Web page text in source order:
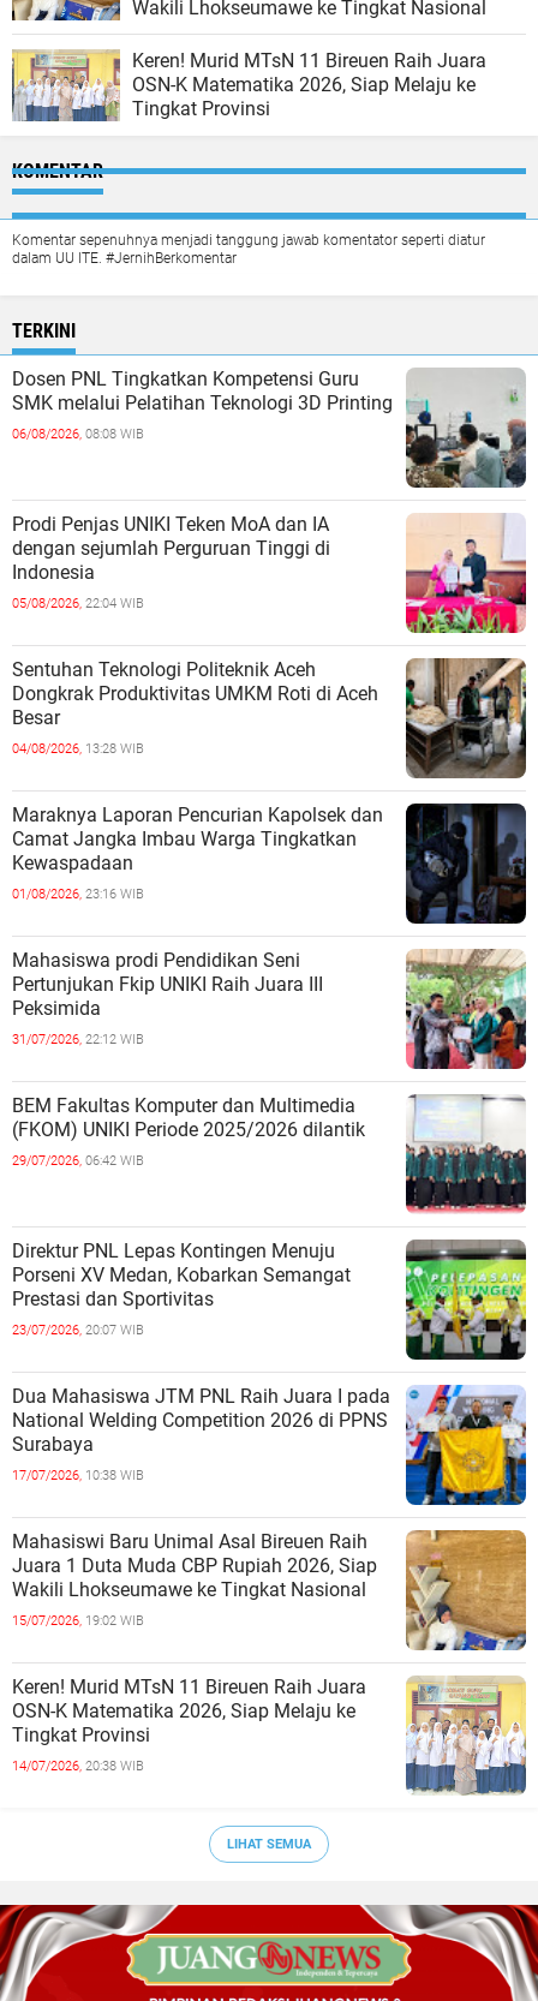
Wakili Lhokseumawe ke Tingkat Nasional
Keren! Murid MTsN 11 Bireuen Raih Juara
OSN-K Matematika 2026, Siap Melaju ke
Tingkat Provinsi
KOMENTAR
Komentar sepenuhnya menjadi tanggung jawab komentator seperti diatur
dalam UU ITE. #JernihBerkomentar
TERKINI
Dosen PNL Tingkatkan Kompetensi Guru
SMK melalui Pelatihan Teknologi 3D Printing
06/08/2026, 08:08 WIB
Prodi Penjas UNIKI Teken MoA dan IA
dengan sejumlah Perguruan Tinggi di
Indonesia
05/08/2026, 22:04 WIB
Sentuhan Teknologi Politeknik Aceh
Dongkrak Produktivitas UMKM Roti di Aceh
Besar
04/08/2026, 13:28 WIB
Maraknya Laporan Pencurian Kapolsek dan
Camat Jangka Imbau Warga Tingkatkan
Kewaspadaan
01/08/2026, 23:16 WIB
Mahasiswa prodi Pendidikan Seni
Pertunjukan Fkip UNIKI Raih Juara III
Peksimida
31/07/2026, 22:12 WIB
BEM Fakultas Komputer dan Multimedia
(FKOM) UNIKI Periode 2025/2026 dilantik
29/07/2026, 06:42 WIB
Direktur PNL Lepas Kontingen Menuju
Porseni XV Medan, Kobarkan Semangat
Prestasi dan Sportivitas
23/07/2026, 20:07 WIB
Dua Mahasiswa JTM PNL Raih Juara I pada
National Welding Competition 2026 di PPNS
Surabaya
17/07/2026, 10:38 WIB
Mahasiswi Baru Unimal Asal Bireuen Raih
Juara 1 Duta Muda CBP Rupiah 2026, Siap
Wakili Lhokseumawe ke Tingkat Nasional
15/07/2026, 19:02 WIB
Keren! Murid MTsN 11 Bireuen Raih Juara
OSN-K Matematika 2026, Siap Melaju ke
Tingkat Provinsi
14/07/2026, 20:38 WIB
LIHAT SEMUA